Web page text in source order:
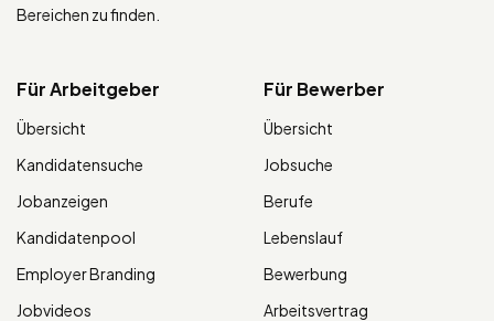
Bereichen zu finden.
Für Arbeitgeber
Übersicht
Kandidatensuche
Jobanzeigen
Kandidatenpool
Employer Branding
Jobvideos
Für Bewerber
Übersicht
Jobsuche
Berufe
Lebenslauf
Bewerbung
Arbeitsvertrag